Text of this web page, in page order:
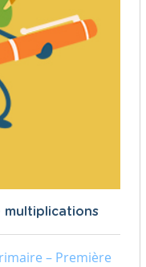
multiplications
– Première